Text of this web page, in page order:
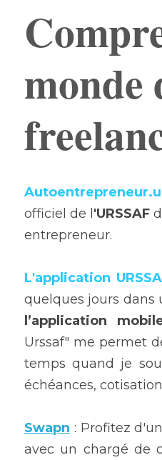
monde
officiel de l 'URSSAF
entrepreneur.
L'application
l’application
Urssaf" me permet
temps quand je
échéances,
Swapn : Profitez
avec un chargé de